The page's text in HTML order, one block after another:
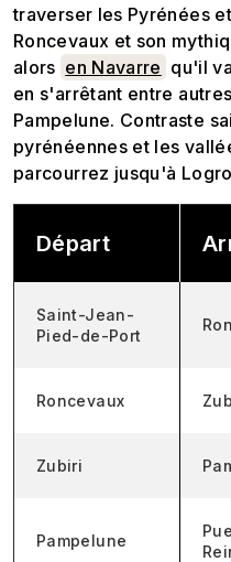
traverser les Pyrénées
Roncevaux et son
alors en Navarre qu'il
en s'arrêtant entre
Pampelune. Contraste
pyrénéennes et les
parcourrez jusqu'à
Départ
Saint-Jean-
Pied-de-Port
Roncevaux
Zubiri
Pampelune